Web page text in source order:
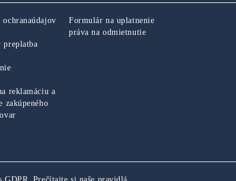
ochranaúdajov
preplatba
reklamáciu a
zakúpeného
Formulár na uplatnenie
práva na odmietnutie